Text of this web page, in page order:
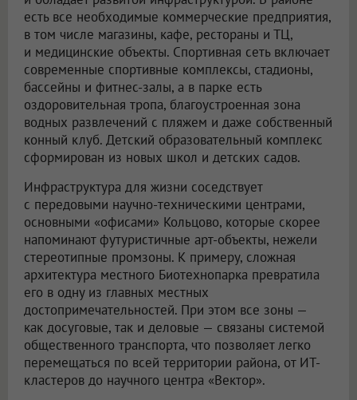
есть все необходимые коммерческие предприятия,
в том числе магазины, кафе, рестораны и ТЦ,
и медицинские объекты. Спортивная сеть включает
современные спортивные комплексы, стадионы,
бассейны и фитнес-залы, а в парке есть
оздоровительная тропа, благоустроенная зона
водных развлечений с пляжем и даже собственный
конный клуб. Детский образовательный комплекс
сформирован из новых школ и детских садов.
Инфраструктура для жизни соседствует
с передовыми научно-техническими центрами,
основными «офисами» Кольцово, которые скорее
напоминают футуристичные арт-объекты, нежели
стереотипные промзоны. К примеру, сложная
архитектура местного Биотехнопарка превратила
его в одну из главных местных
достопримечательностей. При этом все зоны —
как досуговые, так и деловые — связаны системой
общественного транспорта, что позволяет легко
перемещаться по всей территории района, от ИТ-
кластеров до научного центра «Вектор».